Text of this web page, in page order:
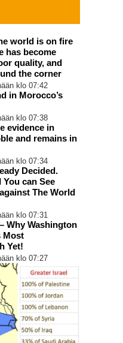
world is on fire
has become
quality, and
the corner
klo 07:42
in Morocco’s
klo 07:38
evidence in
and remains in
klo 07:34
Decided.
can See
The World
klo 07:31
Why Washington
Most
Yet!
klo 07:27